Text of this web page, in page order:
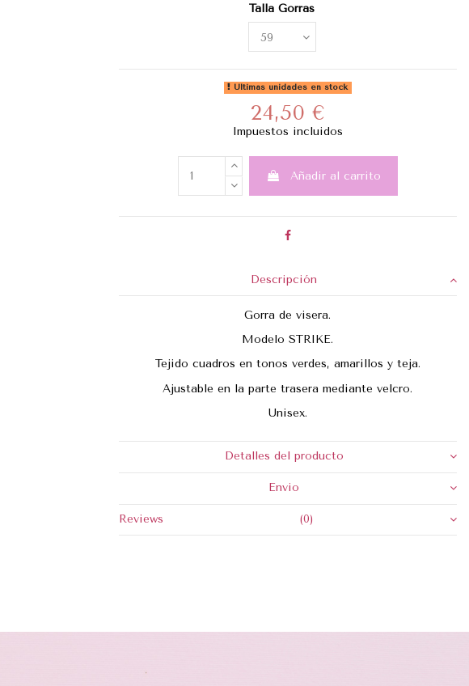
Talla Gorras
Últimas unidades en stock
24,50 €
Impuestos incluidos
Añadir al carrito
Descripción
Gorra de visera.
Modelo STRIKE.
Tejido cuadros en tonos verdes, amarillos y teja.
Ajustable en la parte trasera mediante velcro.
Unisex.
Detalles del producto
Envio
Reviews (0)